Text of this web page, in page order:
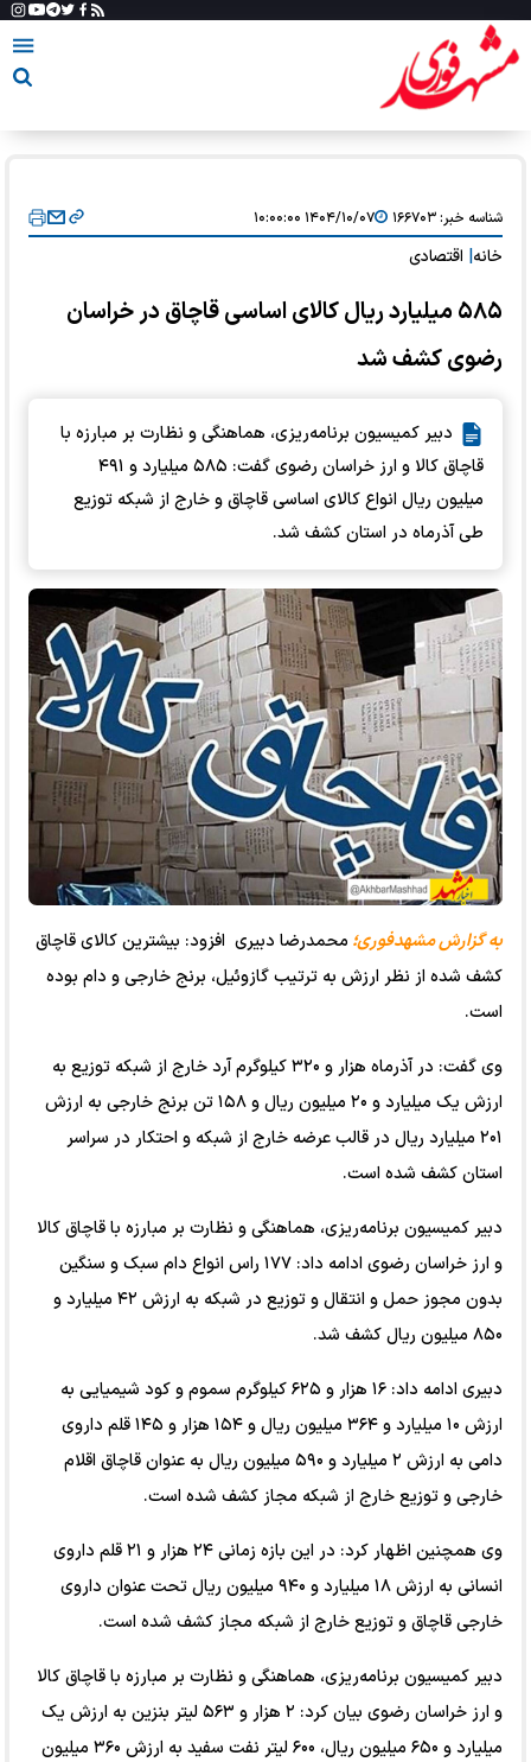
شناسه خبر:۱۶۶۷۰۳ ۱۴۰۴/۱۰/۰۷ ۱۰:۰۰:۰۰
خانه اقتصادی
۵۸۵ میلیارد ریال کالای اساسی قاچاق در خراسان
رضوی کشف شد
دبیر کمیسیون برنامه‌ریزی، هماهنگی و نظارت بر مبارزه با
قاچاق کالا و ارز خراسان رضوی گفت: ۵۸۵ میلیارد و ۴۹۱
میلیون ریال انواع کالای اساسی قاچاق و خارج از شبکه توزیع
طی آذرماه در استان کشف شد.
به گزارش مشهدفوری؛ محمدرضا دبیری افزود: بیشترین کالای قاچاق
کشف شده از نظر ارزش به ترتیب گازوئیل، برنج خارجی و دام بوده
است.
وی گفت: در آذرماه هزار و ۳۲۰ کیلوگرم آرد خارج از شبکه توزیع به
ارزش یک میلیارد و ۲۰ میلیون ریال و ۱۵۸ تن برنج خارجی به ارزش
۲۰۱ میلیارد ریال در قالب عرضه خارج از شبکه و احتکار در سراسر
استان کشف شده است.
دبیر کمیسیون برنامه‌ریزی، هماهنگی و نظارت بر مبارزه با قاچاق کالا
و ارز خراسان رضوی ادامه داد: ۱۷۷ راس انواع دام سبک و سنگین
بدون مجوز حمل و انتقال و توزیع در شبکه به ارزش ۴۲ میلیارد و
۸۵۰ میلیون ریال کشف شد.
دبیری ادامه داد: ۱۶ هزار و ۶۲۵ کیلوگرم سموم و کود شیمیایی به
ارزش ۱۰ میلیارد و ۳۶۴ میلیون ریال و ۱۵۴ هزار و ۱۴۵ قلم داروی
دامی به ارزش ۲ میلیارد و ۵۹۰ میلیون ریال به عنوان قاچاق اقلام
خارجی و توزیع خارج از شبکه مجاز کشف شده است.
وی همچنین اظهار کرد: در این بازه زمانی ۲۴ هزار و ۲۱ قلم داروی
انسانی به ارزش ۱۸ میلیارد و ۹۴۰ میلیون ریال تحت عنوان داروی
خارجی قاچاق و توزیع خارج از شبکه مجاز کشف شده است.
دبیر کمیسیون برنامه‌ریزی، هماهنگی و نظارت بر مبارزه با قاچاق کالا
و ارز خراسان رضوی بیان کرد: ۲ هزار و ۵۶۳ لیتر بنزین به ارزش یک
میلیارد و ۶۵۰ میلیون ریال، ۶۰۰ لیتر نفت سفید به ارزش ۳۶۰ میلیون